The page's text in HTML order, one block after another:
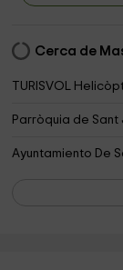
Cerca de
TURISVOL
Parròquia de
Ayuntamiento De